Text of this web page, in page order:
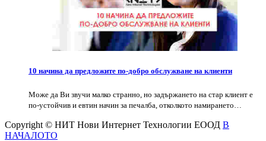
10 начина да предложите по-добро обслужване на клиенти
Може да Ви звучи малко странно, но задържането на стар клиент е
по-устойчив и евтин начин за печалба, отколкото намирането…
Copyright © НИТ Нови Интернет Технологии ЕООД В
НАЧАЛОТО